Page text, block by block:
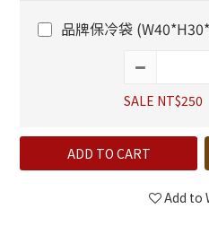
品牌保冷袋
SALE NT$250
ADD TO CART
Add to